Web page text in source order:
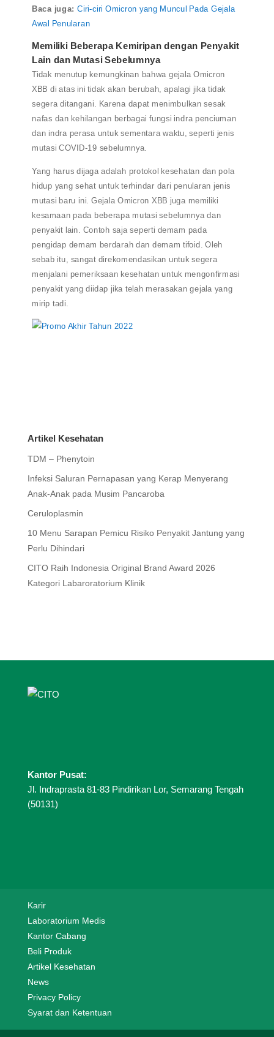
Baca juga: Ciri-ciri Omicron yang Muncul Pada Gejala
Awal Penularan
Memiliki Beberapa Kemiripan dengan Penyakit
Lain dan Mutasi Sebelumnya
Tidak menutup kemungkinan bahwa gejala Omicron
XBB di atas ini tidak akan berubah, apalagi jika tidak
segera ditangani. Karena dapat menimbulkan sesak
nafas dan kehilangan berbagai fungsi indra penciuman
dan indra perasa untuk sementara waktu, seperti jenis
mutasi COVID-19 sebelumnya.
Yang harus dijaga adalah protokol kesehatan dan pola
hidup yang sehat untuk terhindar dari penularan jenis
mutasi baru ini. Gejala Omicron XBB juga memiliki
kesamaan pada beberapa mutasi sebelumnya dan
penyakit lain. Contoh saja seperti demam pada
pengidap demam berdarah dan demam tifoid. Oleh
sebab itu, sangat direkomendasikan untuk segera
menjalani pemeriksaan kesehatan untuk mengonfirmasi
penyakit yang diidap jika telah merasakan gejala yang
mirip tadi.
Artikel Kesehatan
TDM – Phenytoin
Infeksi Saluran Pernapasan yang Kerap Menyerang
Anak-Anak pada Musim Pancaroba
Ceruloplasmin
10 Menu Sarapan Pemicu Risiko Penyakit Jantung yang
Perlu Dihindari
CITO Raih Indonesia Original Brand Award 2026
Kategori Labaroratorium Klinik
Kantor Pusat:
Jl. Indraprasta 81-83 Pindirikan Lor, Semarang Tengah
(50131)
Karir
Laboratorium Medis
Kantor Cabang
Beli Produk
Artikel Kesehatan
News
Privacy Policy
Syarat dan Ketentuan